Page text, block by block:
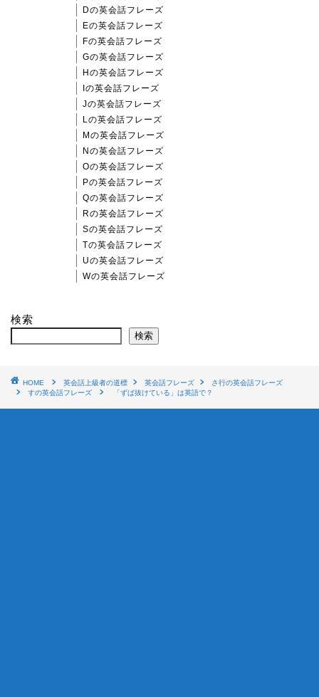
Dの英会話フレーズ
Eの英会話フレーズ
Fの英会話フレーズ
Gの英会話フレーズ
Hの英会話フレーズ
Iの英会話フレーズ
Jの英会話フレーズ
Lの英会話フレーズ
Mの英会話フレーズ
Nの英会話フレーズ
Oの英会話フレーズ
Pの英会話フレーズ
Qの英会話フレーズ
Rの英会話フレーズ
Sの英会話フレーズ
Tの英会話フレーズ
Uの英会話フレーズ
Wの英会話フレーズ
検索
検索
HOME 英会話上級者の道標 英会話フレーズ
さ行の英会話フレーズ
すの英会話フレーズ
「ずば抜けている」は英語で？